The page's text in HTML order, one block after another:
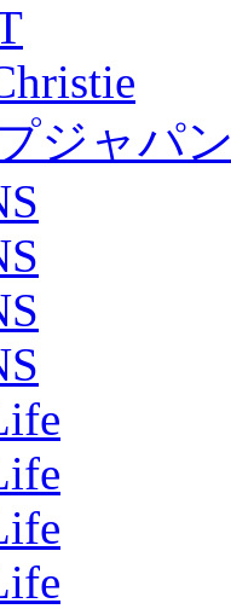
ジャパン